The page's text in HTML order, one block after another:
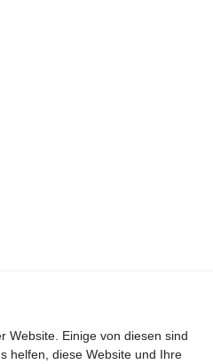
unserem Shop.
Website. Einige von diesen sind
helfen, diese Website und Ihre